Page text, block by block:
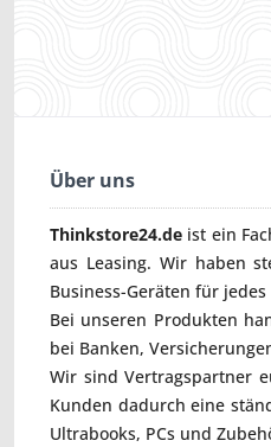
Über uns
Thinkstore24.de ist ein
aus Leasing. Wir haben
Business-Geräten für
Bei unseren Produkten
bei Banken,
Wir sind Vertragspartner
Kunden dadurch eine
Ultrabooks, PCs und